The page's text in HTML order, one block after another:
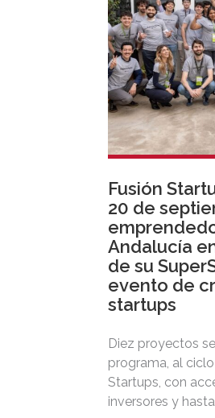
Fusión
20 de
Andalucía
de su
evento de
startups
Diez proyectos
programa, al
Startups, con
inversores y